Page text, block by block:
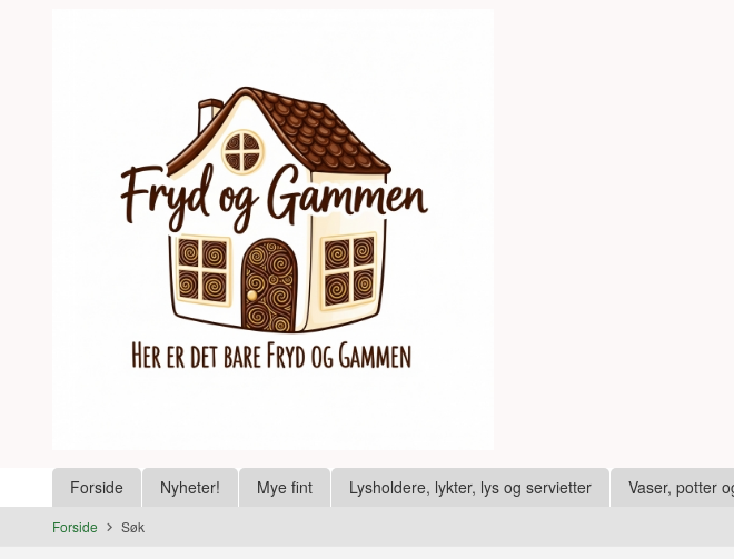
Produkter
Forside Nyheter! Mye fint Lysholdere, lykter, lys og servietter Vaser, potter
Forside Søk